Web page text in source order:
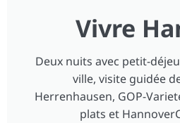
Vivre
Deux nuits avec petit-
ville, visite guidée
Herrenhausen, GOP-
plats et